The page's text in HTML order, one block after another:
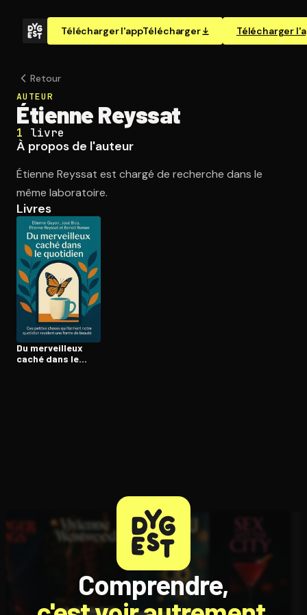
Télécharger l'appTélécharger Télécharger
Ouvre l'app Appareil photo, pointe sur le code. C'est gratuit à
Retour
AUTEUR
Étienne Reyssat
1 livre
À propos de l'auteur
Étienne Reyssat est chargé de recherche dans le
même laboratoire.
Livres
Du merveilleux
caché dans le
Comprendre,